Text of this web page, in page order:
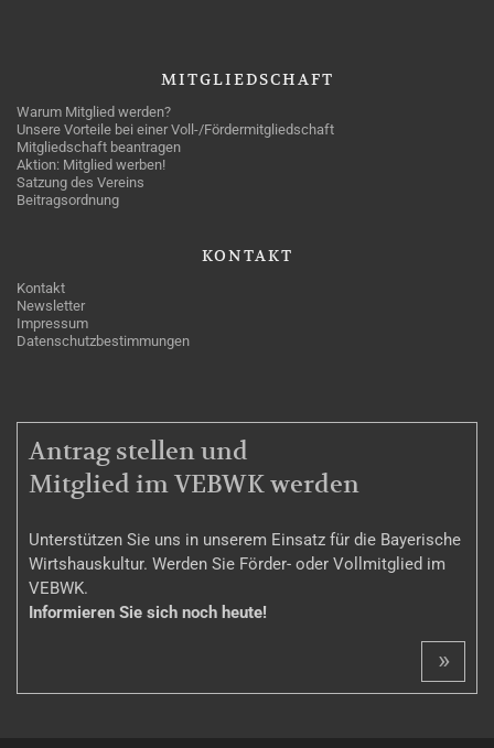
MITGLIEDSCHAFT
Warum Mitglied werden?
Unsere Vorteile bei einer Voll-/Fördermitgliedschaft
Mitgliedschaft beantragen
Aktion: Mitglied werben!
Satzung des Vereins
Beitragsordnung
KONTAKT
Kontakt
Newsletter
Impressum
Datenschutzbestimmungen
MITGLIEDSCHAFT
Antrag stellen und
Mitglied im VEBWK werden
Unterstützen Sie uns in unserem Einsatz für die Bayerische
Wirtshauskultur. Werden Sie Förder- oder Vollmitglied im
VEBWK.
Informieren Sie sich noch heute!
»